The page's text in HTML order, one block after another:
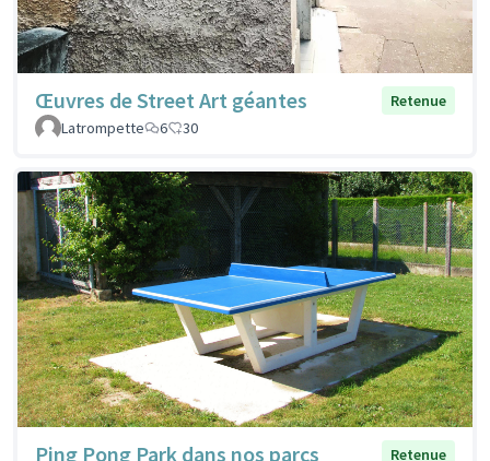
Œuvres de Street Art géantes
Retenue
Latrompette
6 30
Ping Pong Park dans nos parcs
Retenue